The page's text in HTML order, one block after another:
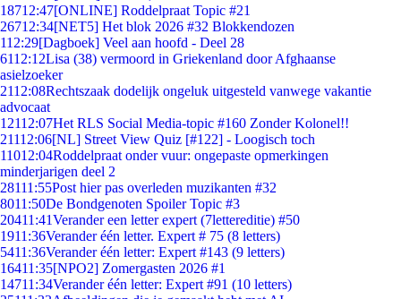
18712:47[ONLINE] Roddelpraat Topic #21
26712:34[NET5] Het blok 2026 #32 Blokkendozen
112:29[Dagboek] Veel aan hoofd - Deel 28
6112:12Lisa (38) vermoord in Griekenland door Afghaanse
asielzoeker
2112:08Rechtszaak dodelijk ongeluk uitgesteld vanwege vakantie
advocaat
12112:07Het RLS Social Media-topic #160 Zonder Kolonel!!
21112:06[NL] Street View Quiz [#122] - Loogisch toch
11012:04Roddelpraat onder vuur: ongepaste opmerkingen
minderjarigen deel 2
28111:55Post hier pas overleden muzikanten #32
8011:50De Bondgenoten Spoiler Topic #3
20411:41Verander een letter expert (7lettereditie) #50
1911:36Verander één letter. Expert # 75 (8 letters)
5411:36Verander één letter: Expert #143 (9 letters)
16411:35[NPO2] Zomergasten 2026 #1
14711:34Verander één letter: Expert #91 (10 letters)